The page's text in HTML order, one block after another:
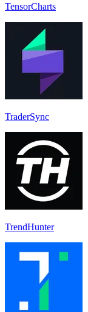
TensorCharts
TraderSync
TrendHunter